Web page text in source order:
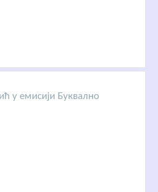
у емисији Буквално